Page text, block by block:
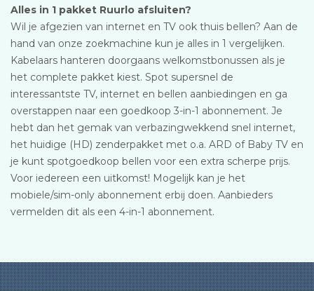
Alles in 1 pakket Ruurlo afsluiten?
Wil je afgezien van internet en TV ook thuis bellen? Aan de
hand van onze zoekmachine kun je alles in 1 vergelijken.
Kabelaars hanteren doorgaans welkomstbonussen als je
het complete pakket kiest. Spot supersnel de
interessantste TV, internet en bellen aanbiedingen en ga
overstappen naar een goedkoop 3-in-1 abonnement. Je
hebt dan het gemak van verbazingwekkend snel internet,
het huidige (HD) zenderpakket met o.a. ARD of Baby TV en
je kunt spotgoedkoop bellen voor een extra scherpe prijs.
Voor iedereen een uitkomst! Mogelijk kan je het
mobiele/sim-only abonnement erbij doen. Aanbieders
vermelden dit als een 4-in-1 abonnement.